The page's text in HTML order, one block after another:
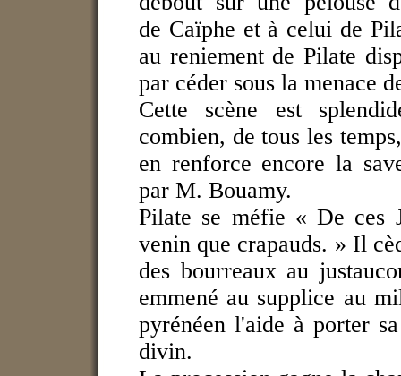
de Caïphe et à celui de
au reniement de Pilate
par céder sous la menace
Cette scène est
combien, de tous les
en renforce encore la
par M. Bouamy.
Pilate se méfie « De ces
venin que crapauds. » Il
des bourreaux au
emmené au supplice au
pyrénéen l'aide à porter
divin.